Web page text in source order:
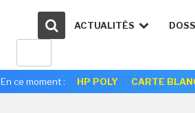
ACTUALITÉS
En ce moment : HP POLY CARTE